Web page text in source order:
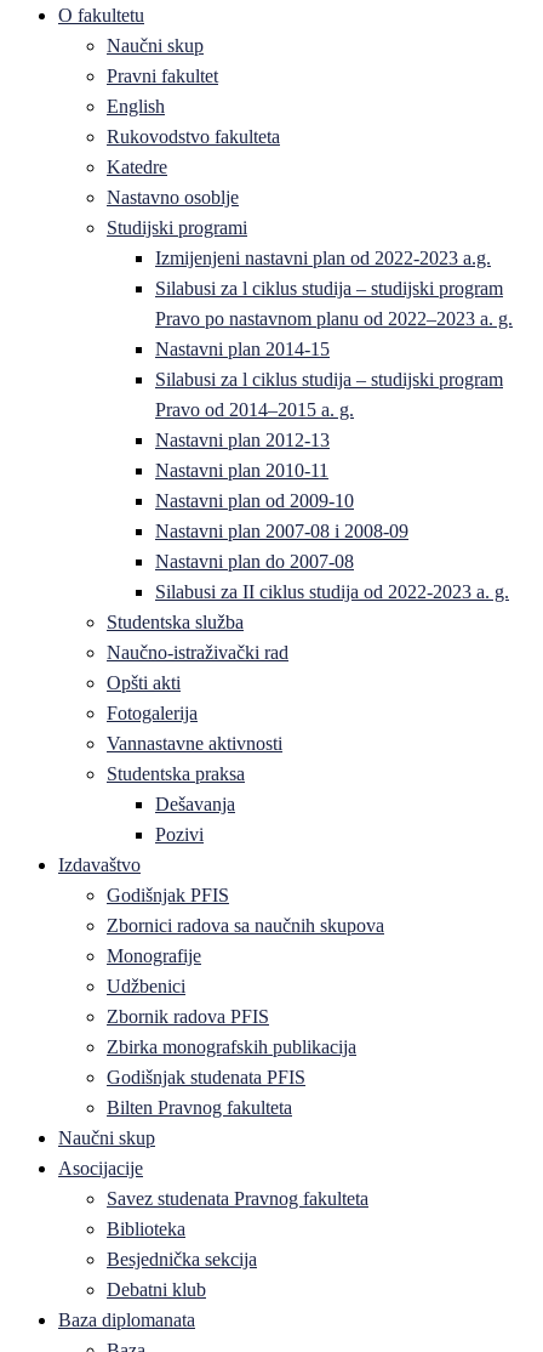
O fakultetu
Naučni skup
Pravni fakultet
English
Rukovodstvo fakulteta
Katedre
Nastavno osoblje
Studijski programi
Izmijenjeni nastavni plan od 2022-2023 a.g.
Silabusi za l ciklus studija – studijski program
Pravo po nastavnom planu od 2022–2023 a. g.
Nastavni plan 2014-15
Silabusi za l ciklus studija – studijski program
Pravo od 2014–2015 a. g.
Nastavni plan 2012-13
Nastavni plan 2010-11
Nastavni plan od 2009-10
Nastavni plan 2007-08 i 2008-09
Nastavni plan do 2007-08
Silabusi za II ciklus studija od 2022-2023 a. g.
Studentska služba
Naučno-istraživački rad
Opšti akti
Fotogalerija
Vannastavne aktivnosti
Studentska praksa
Dešavanja
Pozivi
Izdavaštvo
Godišnjak PFIS
Zbornici radova sa naučnih skupova
Monografije
Udžbenici
Zbornik radova PFIS
Zbirka monografskih publikacija
Godišnjak studenata PFIS
Bilten Pravnog fakulteta
Naučni skup
Asocijacije
Savez studenata Pravnog fakulteta
Biblioteka
Besjednička sekcija
Debatni klub
Baza diplomanata